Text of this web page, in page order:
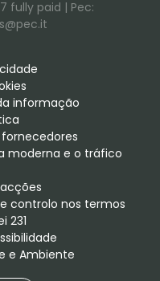
fully paid | Pec:
informação
moderna e o tráfico
controlo nos termos
231
e Ambiente